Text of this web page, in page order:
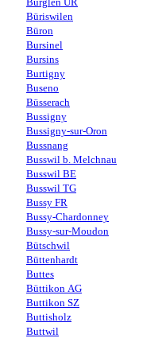
Büriswilen
Büron
Bursinel
Bursins
Burtigny
Buseno
Büsserach
Bussigny
Bussigny-sur-Oron
Bussnang
Busswil b. Melchnau
Busswil BE
Busswil TG
Bussy FR
Bussy-Chardonney
Bussy-sur-Moudon
Bütschwil
Büttenhardt
Buttes
Büttikon AG
Buttikon SZ
Buttisholz
Buttwil